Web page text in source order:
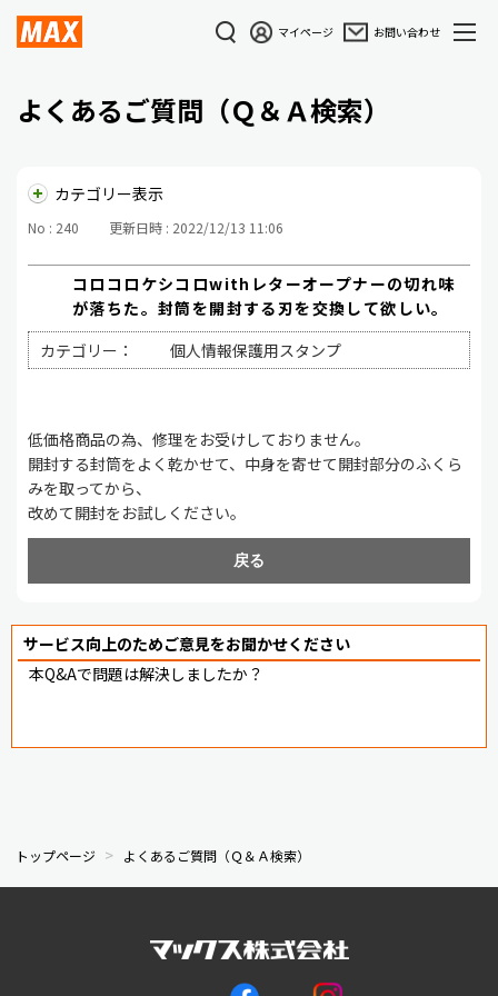
マイページ お問い合わせ
よくあるご質問（Ｑ＆Ａ検索）
カテゴリー表示
No : 240 更新日時 : 2022/12/13 11:06
コロコロケシコロwithレターオープナーの切れ味
が落ちた。封筒を開封する刃を交換して欲しい。
カテゴリー：
個人情報保護用スタンプ
低価格商品の為、修理をお受けしておりません。
開封する封筒をよく乾かせて、中身を寄せて開封部分のふくら
みを取ってから、
改めて開封をお試しください。
戻る
サービス向上のためご意見をお聞かせください
本Q&Aで問題は解決しましたか？
トップページ よくあるご質問（Ｑ＆Ａ検索）